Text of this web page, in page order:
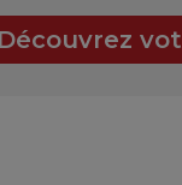
Découvrez